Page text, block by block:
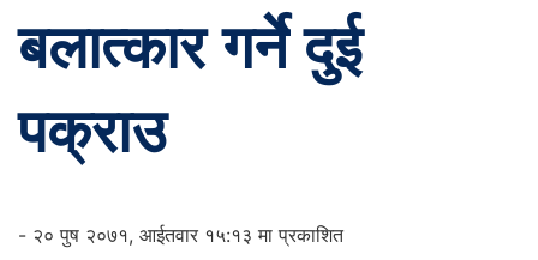
बलात्कार गर्ने दुई
पक्राउ
- २० पुष २०७१, आईतवार १५:१३ मा प्रकाशित